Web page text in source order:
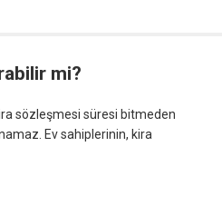
mi?
sözleşmesi süresi bitmeden
Ev sahiplerinin, kira